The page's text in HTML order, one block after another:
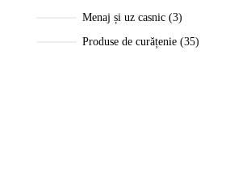
Menaj și uz casnic 3
Produse de curățenie 35